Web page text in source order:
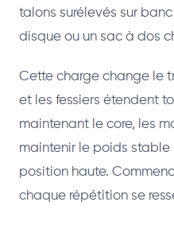
talons surélevés sur
disque ou un sac à dos
Cette charge change le
et les fessiers étendent
maintenant le core, les
maintenir le poids
position haute.
chaque répétition se